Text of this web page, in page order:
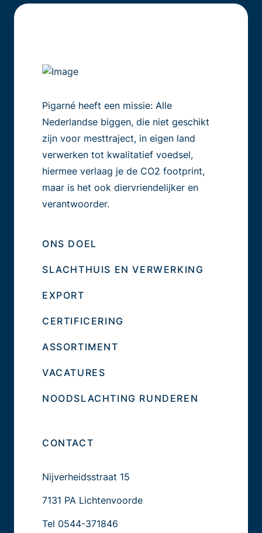
Pigarné heeft een missie: Alle
Nederlandse biggen, die niet geschikt
zijn voor mesttraject, in eigen land
verwerken tot kwalitatief voedsel,
hiermee verlaag je de CO2 footprint,
maar is het ook diervriendelijker en
verantwoorder.
ONS DOEL
SLACHTHUIS EN VERWERKING
EXPORT
CERTIFICERING
ASSORTIMENT
VACATURES
NOODSLACHTING RUNDEREN
CONTACT
Nijverheidsstraat 15
7131 PA Lichtenvoorde
Tel 0544-371846